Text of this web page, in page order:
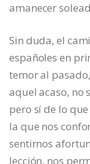
amanecer
Sin duda, el
españoles en
temor al
aquel acaso, no
pero sí de lo
la que nos
sentirnos
lección, nos